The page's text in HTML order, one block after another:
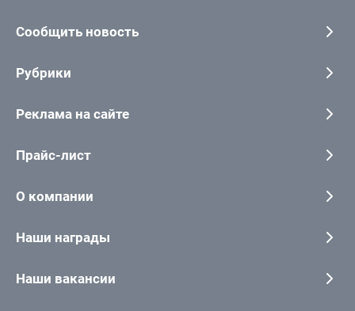
Сообщить новость
Рубрики
Реклама на сайте
Прайс-лист
О компании
Наши награды
Наши вакансии